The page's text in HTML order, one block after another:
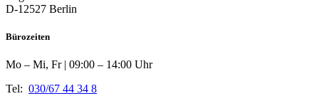
D-12527 Berlin
Bürozeiten
Mo – Mi, Fr | 09:00 – 14:00 Uhr
Tel: 030/67 44 34 8